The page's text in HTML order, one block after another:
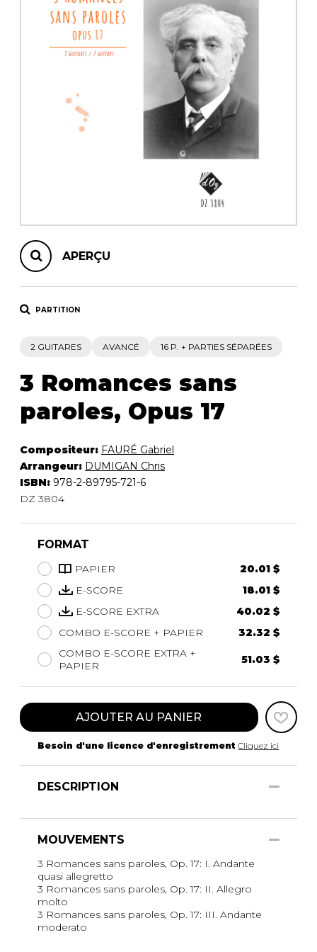
AUTRES PRODUITS
APERÇU
PARTITION
2 GUITARES AVANCÉ 16 P. + PARTIES SÉPARÉES
3 Romances sans
paroles, Opus 17
Compositeur: FAURÉ Gabriel
Arrangeur: DUMIGAN Chris
ISBN: 978-2-89795-721-6
DZ 3804
FORMAT
PAPIER
20.01 $
E-SCORE
18.01 $
E-SCORE EXTRA
40.02 $
COMBO E-SCORE + PAPIER
32.32 $
COMBO E-SCORE EXTRA +
PAPIER
51.03 $
AJOUTER AU PANIER
Besoin d'une licence d'enregistrement Cliquez ici
DESCRIPTION
MOUVEMENTS
3 Romances sans paroles, Op. 17: I. Andante
quasi allegretto
3 Romances sans paroles, Op. 17: II. Allegro
molto
3 Romances sans paroles, Op. 17: III. Andante
moderato